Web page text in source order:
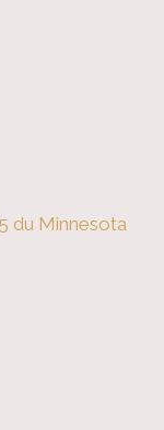
du Minnesota